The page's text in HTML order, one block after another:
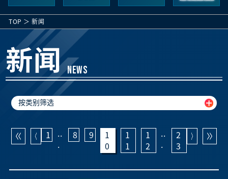
TOP 新闻
新闻 NEWS
按类别筛选
1
..
.
8 9
1
0
1
1
1
2
..
.
2
3